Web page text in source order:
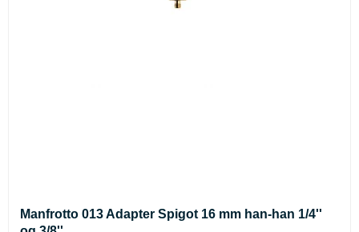
Manfrotto 013 Adapter Spigot 16 mm han-han 1/4''